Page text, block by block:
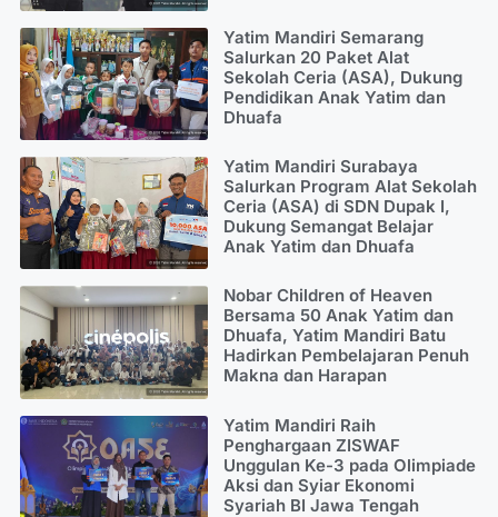
Yatim Mandiri Semarang
Salurkan 20 Paket Alat
Sekolah Ceria (ASA), Dukung
Pendidikan Anak Yatim dan
Dhuafa
Yatim Mandiri Surabaya
Salurkan Program Alat Sekolah
Ceria (ASA) di SDN Dupak I,
Dukung Semangat Belajar
Anak Yatim dan Dhuafa
Nobar Children of Heaven
Bersama 50 Anak Yatim dan
Dhuafa, Yatim Mandiri Batu
Hadirkan Pembelajaran Penuh
Makna dan Harapan
Yatim Mandiri Raih
Penghargaan ZISWAF
Unggulan Ke-3 pada Olimpiade
Aksi dan Syiar Ekonomi
Syariah BI Jawa Tengah